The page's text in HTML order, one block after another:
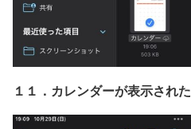
１１．カレンダーが表示された